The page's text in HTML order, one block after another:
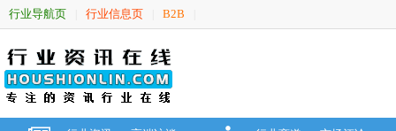
行业导航页 行业信息页 B2B